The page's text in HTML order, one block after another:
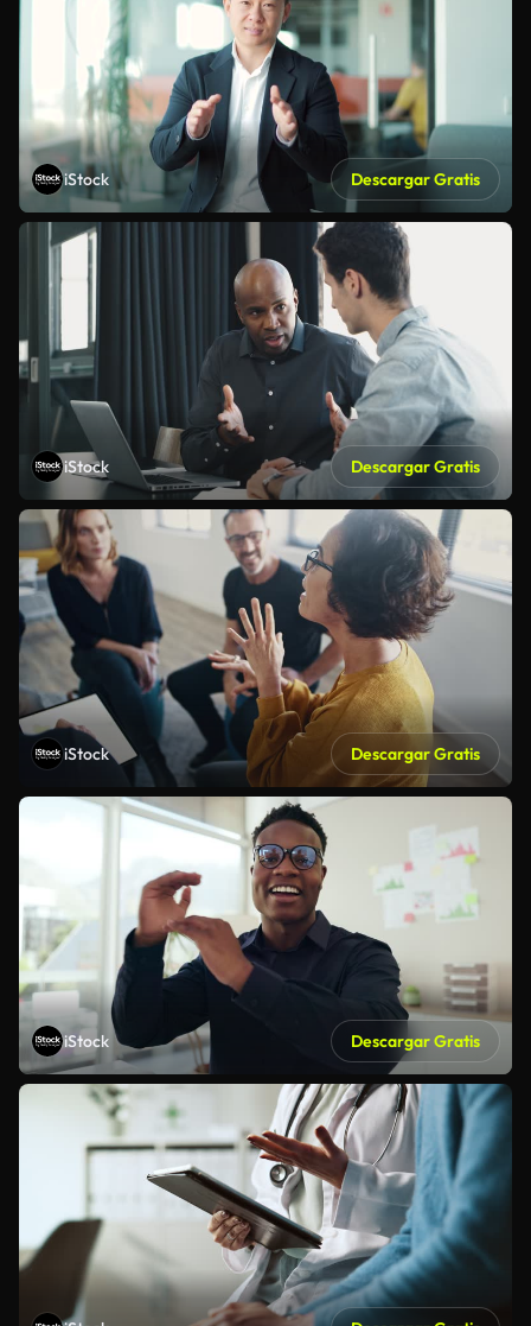
iStock Descargar Gratis
iStock Descargar Gratis
iStock Descargar Gratis
iStock Descargar Gratis